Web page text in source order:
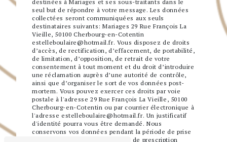
destinées à Mariages et ses sous-traitants dans le
seul but de répondre à votre message. Les données
collectées seront communiquées aux seuls
destinataires suivants: Mariages 29 Rue François La
Vieille, 50100 Cherbourg-en-Cotentin
estelleboulaire@hotmail.fr. Vous disposez de droits
d’accès, de rectification, d’effacement, de portabilité,
de limitation, d’opposition, de retrait de votre
consentement à tout moment et du droit d’introduire
une réclamation auprès d’une autorité de contrôle,
ainsi que d’organiser le sort de vos données post-
mortem. Vous pouvez exercer ces droits par voie
postale à l'adresse 29 Rue François La Vieille, 50100
Cherbourg-en-Cotentin ou par courrier électronique à
l'adresse estelleboulaire@hotmail.fr. Un justificatif
d'identité pourra vous être demandé. Nous
conservons vos données pendant la période de prise
de contact puis pendant la durée de prescription